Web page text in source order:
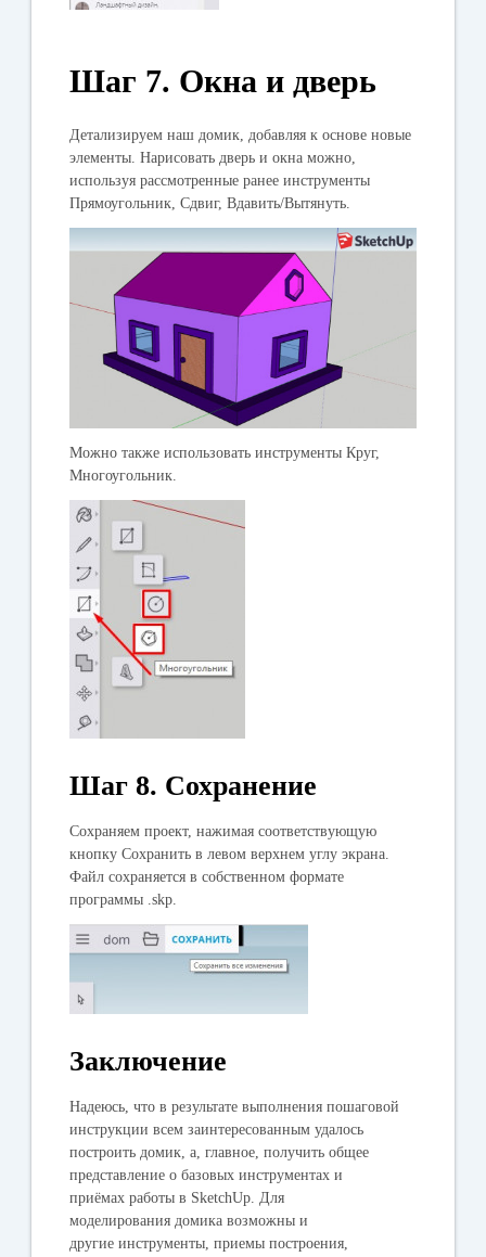
Шаг 7. Окна и дверь
Детализируем наш домик, добавляя к основе новые
элементы. Нарисовать дверь и окна можно,
используя рассмотренные ранее инструменты
Прямоугольник, Сдвиг, Вдавить/Вытянуть.
Можно также использовать инструменты Круг,
Многоугольник.
Шаг 8. Сохранение
Сохраняем проект, нажимая соответствующую
кнопкуСохранить в левом верхнем углу экрана.
Файл сохраняется в собственном формате
программы .skp.
Заключение
Надеюсь, что в результате выполнения пошаговой
инструкции всем заинтересованным удалось
построить домик, а, главное, получить общее
представление о базовых инструментах и
приёмах работы в SketchUp. Для
моделирования домика возможны и
другие инструменты, приемы построения,